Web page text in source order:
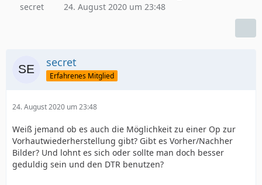
secret 24. August 2020 um 23:48
secret
Erfahrenes Mitglied
24. August 2020 um 23:48
Weiß jemand ob es auch die Möglichkeit zu einer Op zur
Vorhautwiederherstellung gibt? Gibt es Vorher/Nachher
Bilder? Und lohnt es sich oder sollte man doch besser
geduldig sein und den DTR benutzen?